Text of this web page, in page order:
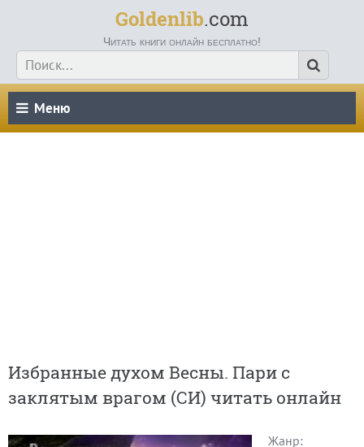
Goldenlib.com
Читать книги онлайн бесплатно!
Меню
Избранные духом Весны. Пари с
заклятым врагом (СИ) читать онлайн
Жанр: